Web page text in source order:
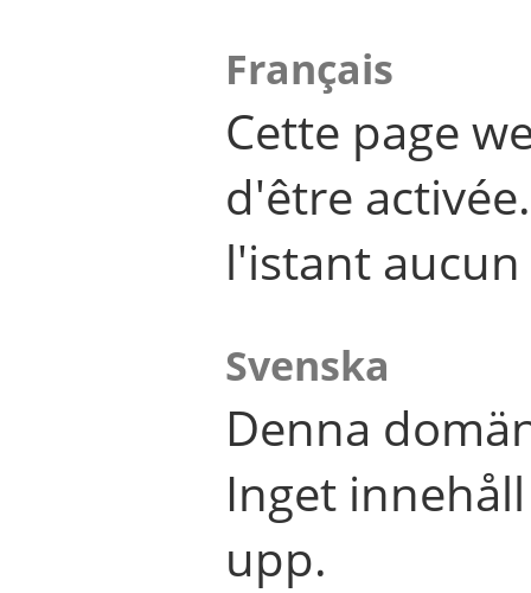
Français
Cette page
d'être
l'istant
Svenska
Denna
Inget
upp.